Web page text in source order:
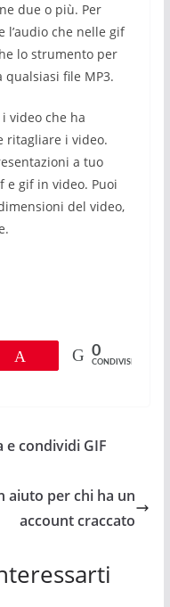
due o più. Per
l’audio che nelle gif
lo strumento per
qualsiasi file MP3.
video che ha
ritagliare i video.
a tuo
e gif in video. Puoi
del video,
0
CONDIVISIONI
e condividi GIF
aiuto per chi ha un
account craccato